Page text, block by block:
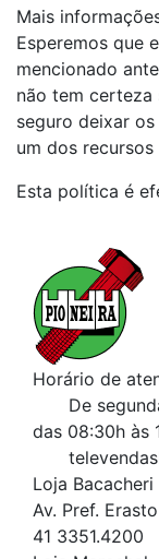
Mais
Esperemos que
mencionado
não tem certeza
seguro deixar
um dos
Esta política é
Horário de
De
das 08:30h às
Loja Bacacheri
Av. Pref.
41 3351.4200